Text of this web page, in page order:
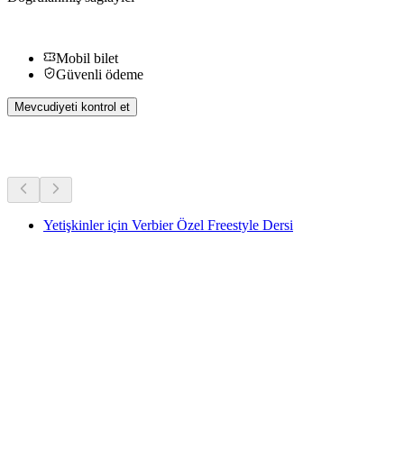
Mobil bilet
Güvenli ödeme
Mevcudiyeti kontrol et
Yetişkinler için Verbier Özel Freestyle Dersi